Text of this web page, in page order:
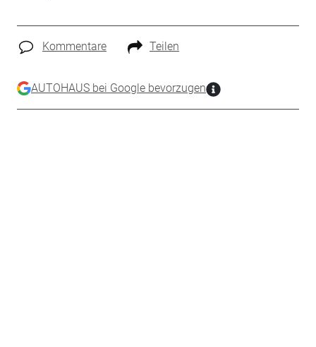
Kommentare Teilen
AUTOHAUS bei Google bevorzugen